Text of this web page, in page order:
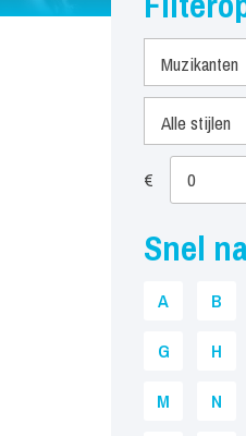
Muzikanten
Alle stijlen
€
Snel
A B
G
H
M
N